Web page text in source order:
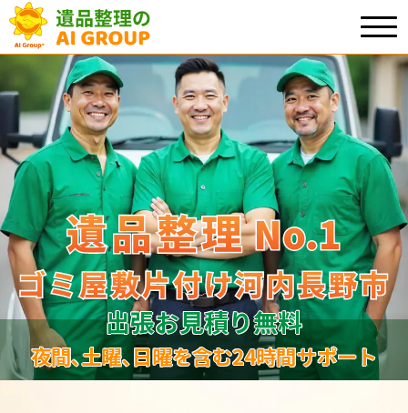
遺品整理No.1
ゴミ屋敷片付け河内長野市
遺品整理No.1
ゴミ屋敷片付け河内長野市
出張お見積り無料
夜間､土曜､日曜を含む24時間サポート